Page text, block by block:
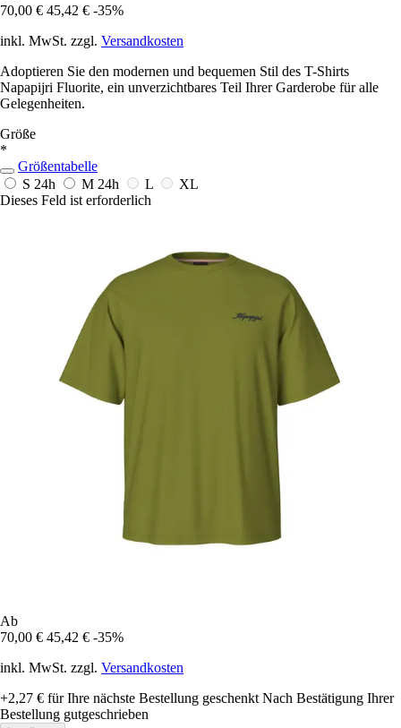
70,00 € 45,42 € -35%
inkl. MwSt. zzgl. Versandkosten
Adoptieren Sie den modernen und bequemen Stil des T-Shirts
Napapijri Fluorite, ein unverzichtbares Teil Ihrer Garderobe für alle
Gelegenheiten.
Größe
*
Größentabelle
S 24h M 24h L
XL
Dieses Feld ist erforderlich
Ab
70,00 € 45,42 € -35%
inkl. MwSt. zzgl. Versandkosten
+2,27 € für Ihre nächste Bestellung geschenkt Nach Bestätigung Ihrer
Bestellung gutgeschrieben